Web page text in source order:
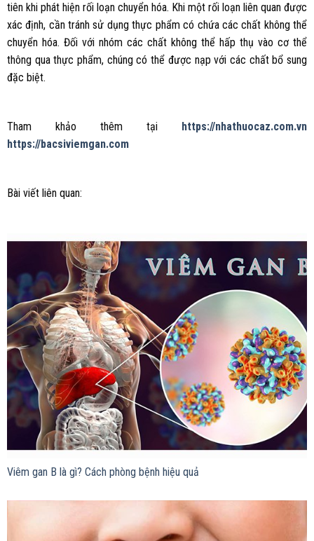
tiên khi phát hiện rối loạn chuyển hóa. Khi một rối loạn liên quan được
xác định, cần tránh sử dụng thực phẩm có chứa các chất không thể
chuyển hóa. Đối với nhóm các chất không thể hấp thụ vào cơ thể
thông qua thực phẩm, chúng có thể được nạp với các chất bổ sung
đặc biệt.
Tham khảo thêm tại https://nhathuocaz.com.vn
https://bacsiviemgan.com
Bài viết liên quan:
Viêm gan B là gì? Cách phòng bệnh hiệu quả